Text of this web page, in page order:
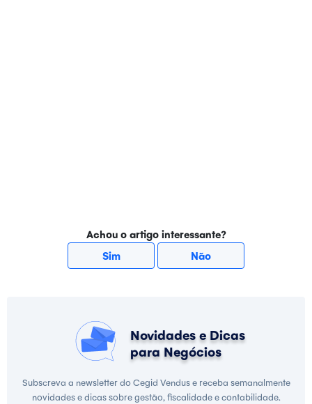
Achou o artigo interessante?
Sim
Não
Novidades e Dicas
para Negócios
Subscreva a newsletter do Cegid Vendus e receba semanalmente
novidades e dicas sobre gestão, fiscalidade e contabilidade.